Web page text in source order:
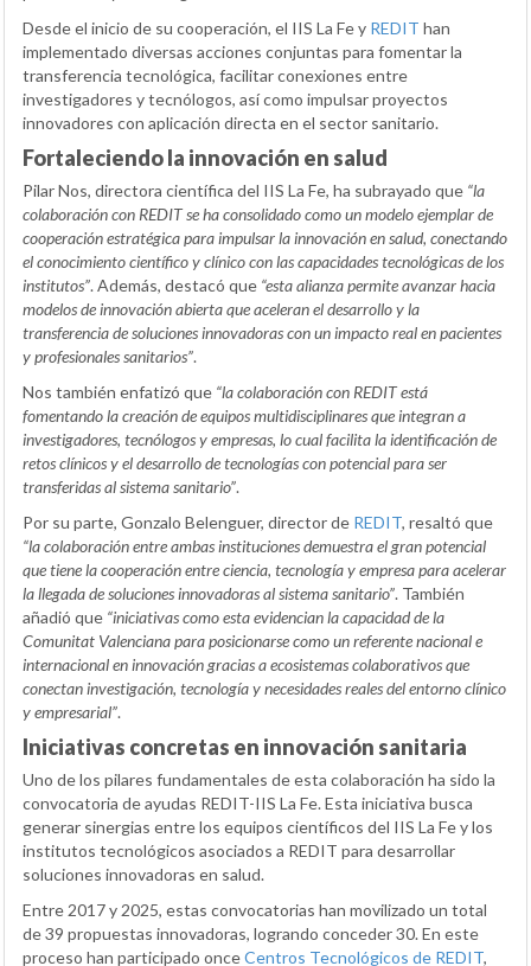
Desde el inicio de su cooperación, el IIS La Fe y REDIT han
implementado diversas acciones conjuntas para fomentar la
transferencia tecnológica, facilitar conexiones entre
investigadores y tecnólogos, así como impulsar proyectos
innovadores con aplicación directa en el sector sanitario.
Fortaleciendo la innovación en salud
Pilar Nos, directora científica del IIS La Fe, ha subrayado que “la
colaboración con REDIT se ha consolidado como un modelo ejemplar de
cooperación estratégica para impulsar la innovación en salud, conectando
el conocimiento científico y clínico con las capacidades tecnológicas de los
institutos”. Además, destacó que “esta alianza permite avanzar hacia
modelos de innovación abierta que aceleran el desarrollo y la
transferencia de soluciones innovadoras con un impacto real en pacientes
y profesionales sanitarios”.
Nos también enfatizó que “la colaboración con REDIT está
fomentando la creación de equipos multidisciplinares que integran a
investigadores, tecnólogos y empresas, lo cual facilita la identificación de
retos clínicos y el desarrollo de tecnologías con potencial para ser
transferidas al sistema sanitario”.
Por su parte, Gonzalo Belenguer, director de REDIT, resaltó que
“la colaboración entre ambas instituciones demuestra el gran potencial
que tiene la cooperación entre ciencia, tecnología y empresa para acelerar
la llegada de soluciones innovadoras al sistema sanitario”. También
añadió que “iniciativas como esta evidencian la capacidad de la
Comunitat Valenciana para posicionarse como un referente nacional e
internacional en innovación gracias a ecosistemas colaborativos que
conectan investigación, tecnología y necesidades reales del entorno clínico
y empresarial”.
Iniciativas concretas en innovación sanitaria
Uno de los pilares fundamentales de esta colaboración ha sido la
convocatoria de ayudas REDIT-IIS La Fe. Esta iniciativa busca
generar sinergias entre los equipos científicos del IIS La Fe y los
institutos tecnológicos asociados a REDIT para desarrollar
soluciones innovadoras en salud.
Entre 2017 y 2025, estas convocatorias han movilizado un total
de 39 propuestas innovadoras, logrando conceder 30. En este
proceso han participado onceCentros Tecnológicos de REDIT,